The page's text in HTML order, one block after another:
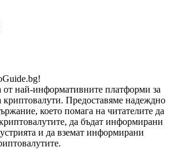
от най-информативните платформи за
криптовалути. Предоставяме надеждно
което помага на читателите да
да бъдат информирани
и да вземат информирани